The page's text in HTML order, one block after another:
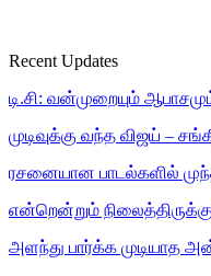
Recent Updates
டி.சி: வன்முறையும்
முடிவுக்கு வந்த விஜய் –
ரசனையான பாடல்களில்
என்றென்றும்
அளந்து பார்க்க முடியாத